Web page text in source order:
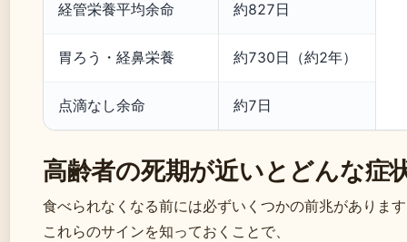
経管栄養平均余命 約827日
胃ろう・経鼻栄養 約730日（約2年）
点滴なし余命 約7日
高齢者の死期が近いとどんな症
食べられなくなる前には必ずいくつかの前兆がありま
これらのサインを知っておくことで、